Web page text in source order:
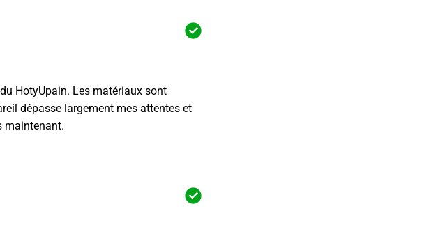
HotyUpain. Les matériaux sont
dépasse largement mes attentes et
maintenant.